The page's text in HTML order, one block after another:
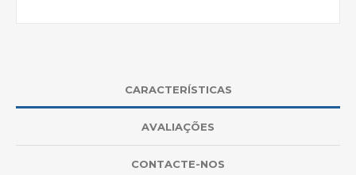
CARACTERÍSTICAS
AVALIAÇÕES
CONTACTE-NOS